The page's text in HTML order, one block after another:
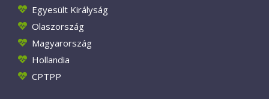
Egyesült Királyság
Olaszország
Magyarország
Hollandia
CPTPP